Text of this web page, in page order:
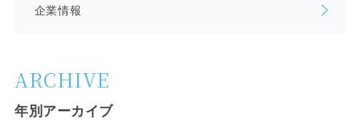
企業情報
ARCHIVE
年別アーカイブ